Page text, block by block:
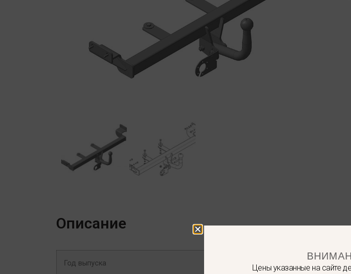
Описание
Год выпуска
Цены указанные на сайте